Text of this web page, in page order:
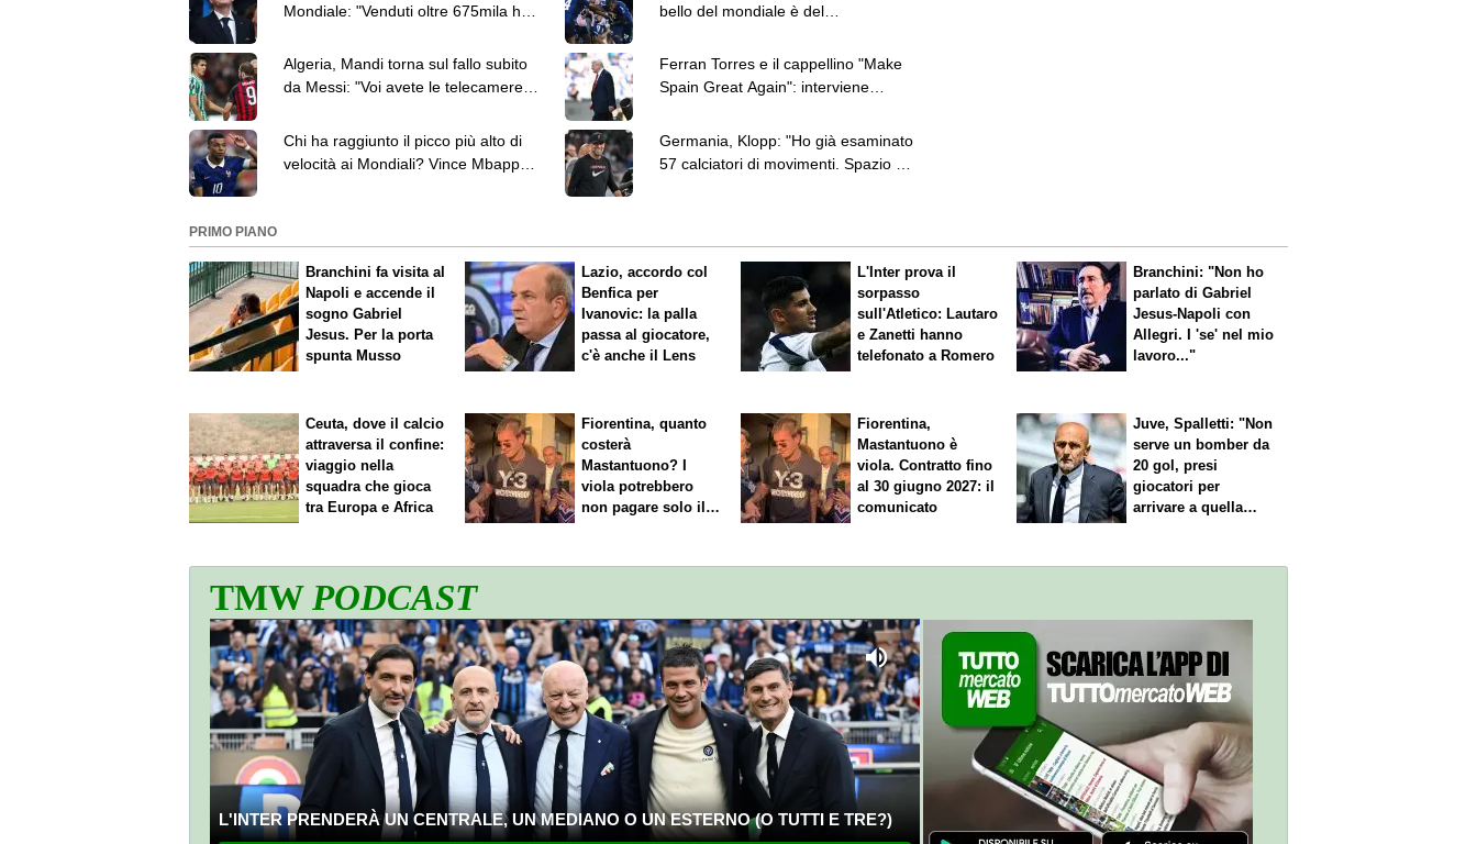
Mondiale: "Venduti oltre 675mila hot
bello del mondiale è del
Algeria, Mandi torna sul fallo subito
da Messi: "Voi avete le telecamere,
Ferran Torres e il cappellino "Make
Spain Great Again": interviene
Chi ha raggiunto il picco più alto di
velocità ai Mondiali? Vince Mbappé
Germania, Klopp: "Ho già esaminato
57 calciatori di movimenti. Spazio ai
PRIMO PIANO
Branchini fa visita al
Napoli e accende il
sogno Gabriel
Jesus. Per la porta
spunta Musso
Lazio, accordo col
Benfica per
Ivanovic: la palla
passa al giocatore,
c'è anche il Lens
L'Inter prova il
sorpasso
sull'Atletico: Lautaro
e Zanetti hanno
telefonato a Romero
Branchini: "Non ho
parlato di Gabriel
Jesus-Napoli con
Allegri. I 'se' nel mio
lavoro..."
Ceuta, dove il calcio
attraversa il confine:
viaggio nella
squadra che gioca
tra Europa e Africa
Fiorentina, quanto
costerà
Mastantuono? I
viola potrebbero
non pagare solo il
Fiorentina,
Mastantuono è
viola. Contratto fino
al 30 giugno 2027: il
comunicato
Juve, Spalletti: "Non
serve un bomber da
20 gol, presi
giocatori per
arrivare a quella
TMWPODCAST
L'INTER PRENDERÀ UN CENTRALE, UN MEDIANO O UN ESTERNO (O TUTTI E TRE?)